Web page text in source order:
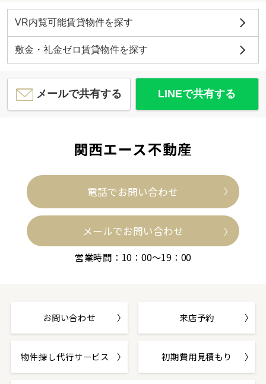
VR内覧可能賃貸物件を探す
敷金・礼金ゼロ賃貸物件を探す
メールで共有する LINEで共有する
関西エース不動産
電話でお問い合わせ
メールでお問い合わせ
営業時間：10：00～19：00
お問い合わせ 来店予約
物件探し代行サービス 初期費用見積もり